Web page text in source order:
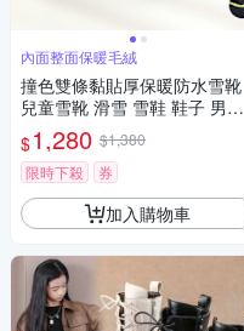
內面整面保暖毛絨
撞色雙條黏貼厚保暖防水雪靴
兒童雪靴 滑雪 雪鞋 鞋子 男童
女童 日本 韓國
$1,280 $1,380
限時下殺
券
加入購物車